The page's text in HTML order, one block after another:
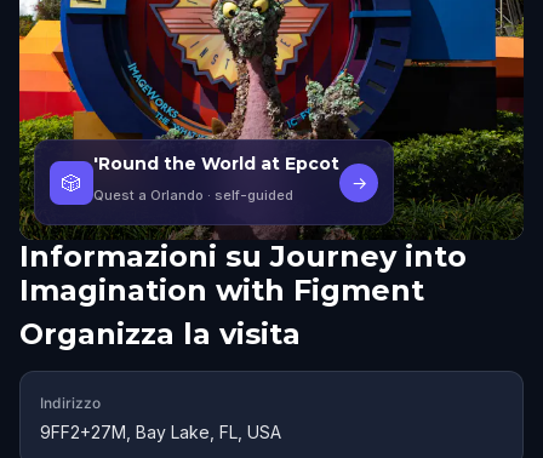
🎲
'Round the World at Epcot
Quest a Orlando · self-guided
→
Informazioni su Journey into
Imagination with Figment
Organizza la visita
Indirizzo
9FF2+27M, Bay Lake, FL, USA